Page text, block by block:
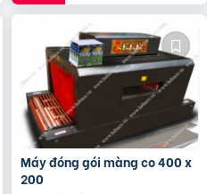
Máy đóng gói màng co 400 x
200